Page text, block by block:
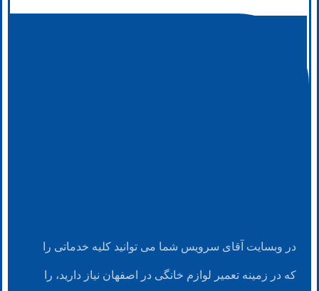
در وبسایت آقای سرویس شما می توانید کلیه خدماتی را
که در زمینه تعمیر لوازم خانگی در اصفهان نیاز دارید، را